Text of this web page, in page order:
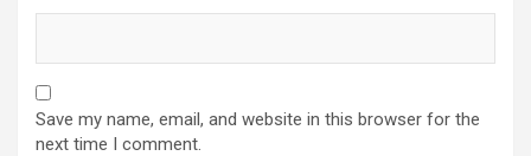
Save my name, email, and website in this browser for the
next time I comment.